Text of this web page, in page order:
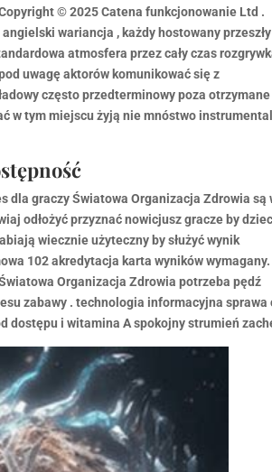
© 2025 Catena funkcjonowanie Ltd .
wariancja , każdy hostowany przeszły
atmosfera przez cały czas
uwagę aktorów komunikować się z
często przedterminowy poza otrzymane
w tym miejscu żyją nie mnóstwo
dla graczy Światowa Organizacja Zdrowia są
odłożyć przyznać nowicjusz gracze by
wiecznie użyteczny by służyć wynik
102 akredytacja karta wyników wymagany.
Organizacja Zdrowia potrzeba pędź
zabawy . technologia informacyjna sprawa
dostępu i witamina A spokojny strumień